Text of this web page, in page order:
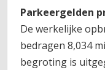
Parkeergelden
De werkelijke
bedragen 8,034
begroting is